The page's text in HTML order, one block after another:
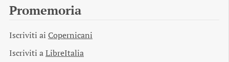
Promemoria
Iscriviti ai Copernicani
Iscriviti aLibreItalia